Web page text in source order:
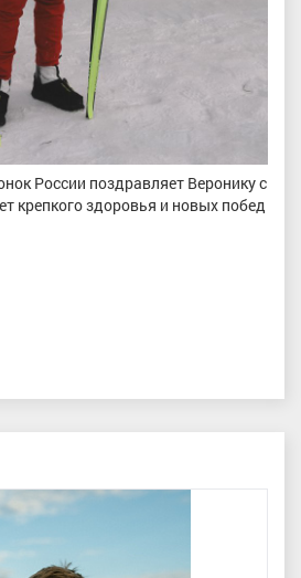
России поздравляет Веронику с
крепкого здоровья и новых побед